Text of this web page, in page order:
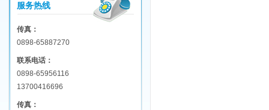
服务热线
传真：
0898-65887270
联系电话：
0898-65956116
13700416696
传真：